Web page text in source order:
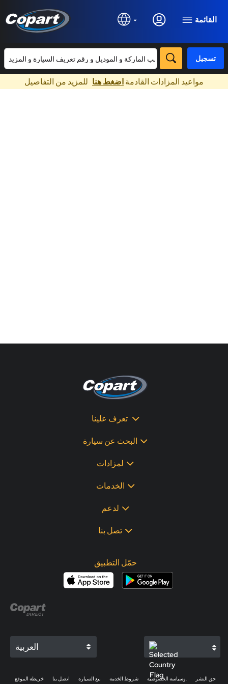
القائمة
تسجيل
مواعيد المزادات القادمة اضغط هنا للمزيد من التفاصيل
تعرف علينا
البحث عن سيارة
لمزادات
الخدمات
لدعم
تصل بنا
حمّل التطبيق
العربية
خريطة الموقع اتصل بنا بيع السيارة شروط الخدمة حق النشر